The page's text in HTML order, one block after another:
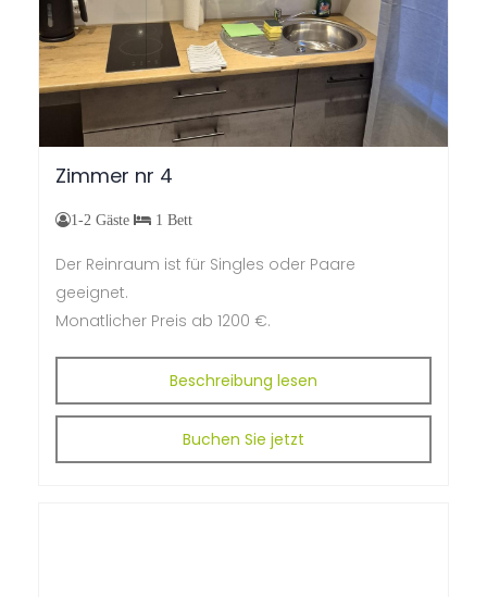
Zimmer nr 4
1-2 Gäste 1 Bett
Der Reinraum ist für Singles oder Paare
geeignet.
Monatlicher Preis ab 1200 €.
Beschreibung lesen
Buchen Sie jetzt